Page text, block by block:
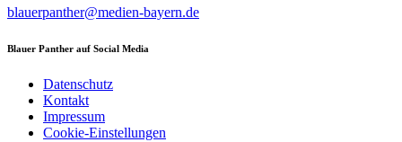
blauerpanther@medien-bayern.de
Blauer Panther auf Social Media
Datenschutz
Kontakt
Impressum
Cookie-Einstellungen